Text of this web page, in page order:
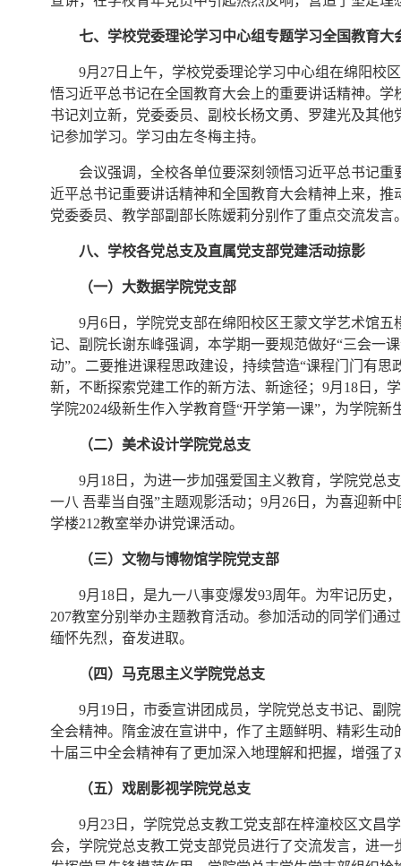
七、学校党委理论学习中心组专题学习全国教育大
9月27日上午，学校党委理论学习中心组在绵阳校
悟习近平总书记在全国教育大会上的重要讲话精神。
书记刘立新，党委委员、副校长杨文勇、罗建光及其
记参加学习。学习由左冬梅主持。
会议强调，全校各单位要深刻领悟习近平总书记
近平总书记重要讲话精神和全国教育大会精神上来，
党委委员、教学部副部长陈嫒莉分别作了重点交流发言
八、学校各党总支及直属党支部党建活动掠影
（一）大数据学院党支部
9月6日，学院党支部在绵阳校区王蒙文学艺术馆
记、副院长谢东峰强调，本学期一要规范做好“三会一
动”。二要推进课程思政建设，持续营造“课程门门有
新，不断探索党建工作的新方法、新途径；9月18日，
学院2024级新生作入学教育暨“开学第一课”，为学院
（二）美术设计学院党总支
9月18日，为进一步加强爱国主义教育，学院党总
一八 吾辈当自强”主题观影活动；9月26日，为喜迎新
学楼212教室举办讲党课活动。
（三）文物与博物馆学院党支部
9月18日，是九一八事变爆发93周年。为牢记历史
207教室分别举办主题教育活动。参加活动的同学们通
缅怀先烈，奋发进取。
（四）马克思主义学院党总支
9月19日，市委宣讲团成员，学院党总支书记、副
全会精神。隋金波在宣讲中，作了主题鲜明、精彩生
十届三中全会精神有了更加深入地理解和把握，增强了
（五）戏剧影视学院党总支
9月23日，学院党总支教工党支部在梓潼校区文昌
会，学院党总支教工党支部党员进行了交流发言，进